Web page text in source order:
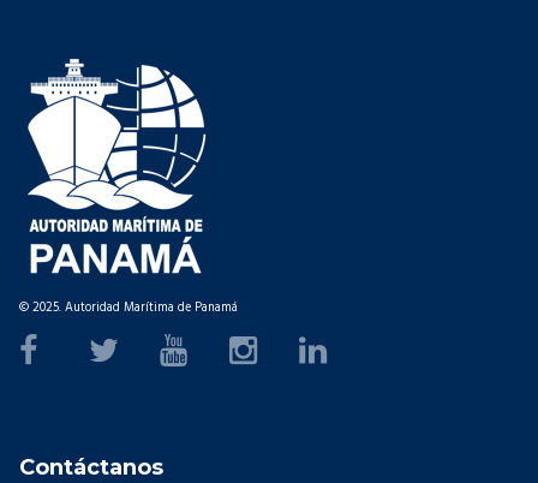
© 2025. Autoridad Marítima de Panamá
Contáctanos